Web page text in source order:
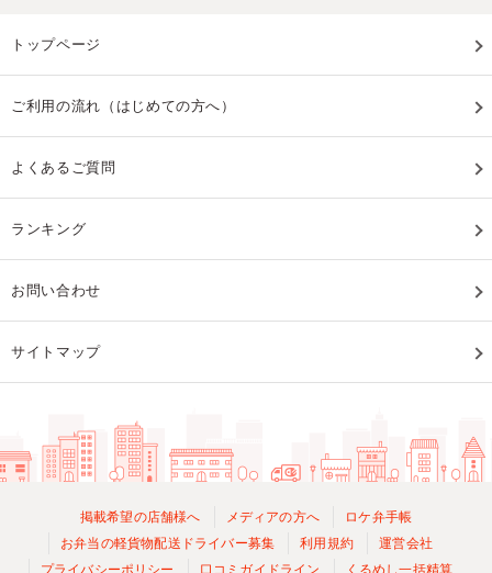
トップページ
ご利用の流れ（はじめての方へ）
よくあるご質問
ランキング
お問い合わせ
サイトマップ
掲載希望の店舗様へ メディアの方へ
ロケ弁手帳
お弁当の軽貨物配送ドライバー募集
利用規約
運営会社
プライバシーポリシー
口コミガイドライン くるめし一括精算